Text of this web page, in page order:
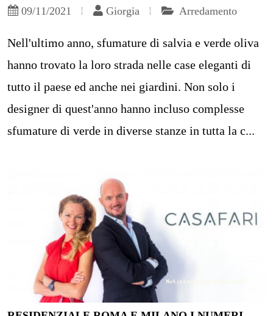
09/11/2021
Giorgia Arredamento
Nell'ultimo anno, sfumature di salvia e verde oliva
hanno trovato la loro strada nelle case eleganti di
tutto il paese ed anche nei giardini. Non solo i
designer di quest'anno hanno incluso complesse
sfumature di verde in diverse stanze in tutta la c...